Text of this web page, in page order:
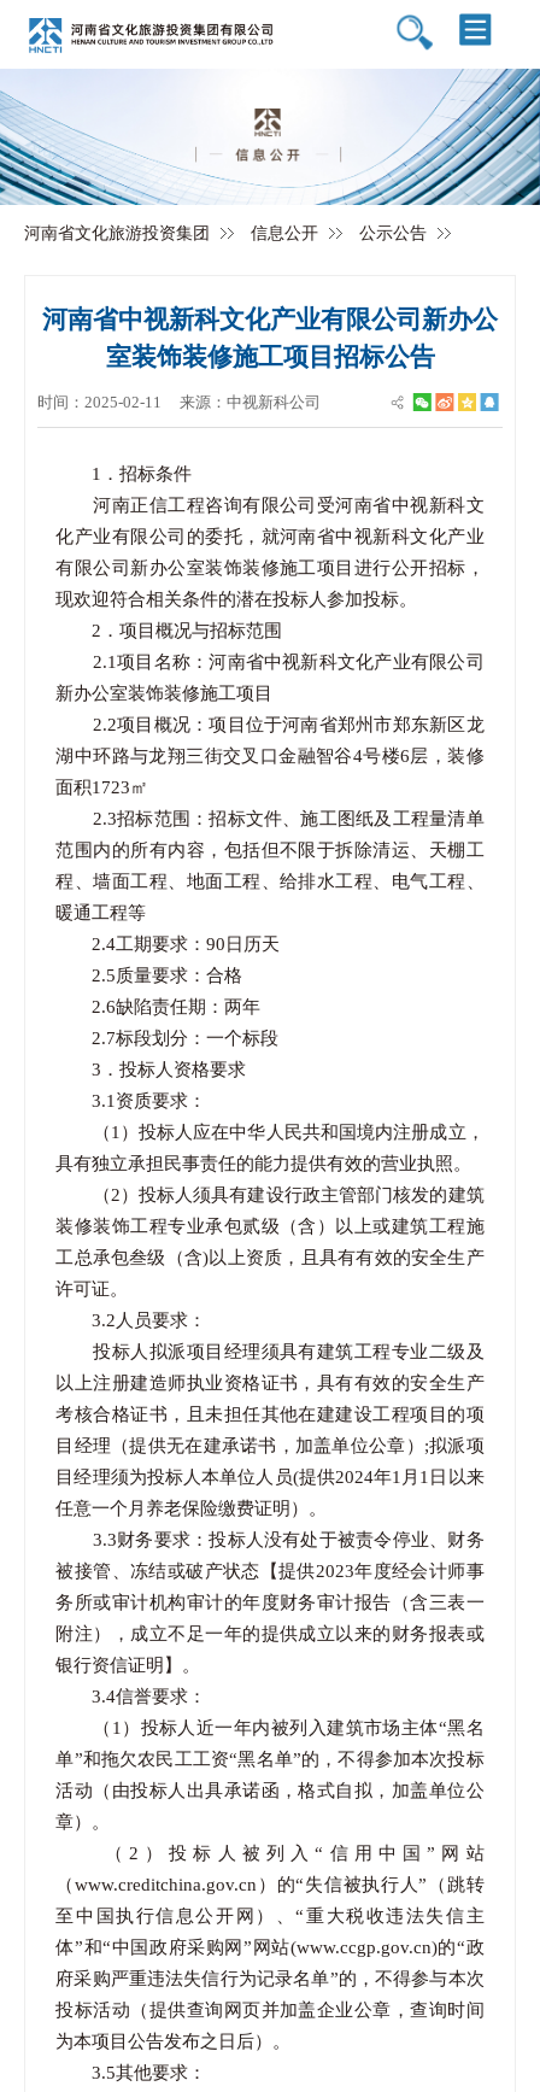
河南省文化旅游投资集团 信息公开 公示公告
河南省中视新科文化产业有限公司新办公
室装饰装修施工项目招标公告
时间：2025-02-11 来源：中视新科公司
1．招标条件
河南正信工程咨询有限公司受河南省中视新科文
化产业有限公司的委托，就河南省中视新科文化产业
有限公司新办公室装饰装修施工项目进行公开招标，
现欢迎符合相关条件的潜在投标人参加投标。
2．项目概况与招标范围
2.1项目名称：河南省中视新科文化产业有限公司
新办公室装饰装修施工项目
2.2项目概况：项目位于河南省郑州市郑东新区龙
湖中环路与龙翔三街交叉口金融智谷4号楼6层，装修
面积1723㎡
2.3招标范围：招标文件、施工图纸及工程量清单
范围内的所有内容，包括但不限于拆除清运、天棚工
程、墙面工程、地面工程、给排水工程、电气工程、
暖通工程等
2.4工期要求：90日历天
2.5质量要求：合格
2.6缺陷责任期：两年
2.7标段划分：一个标段
3．投标人资格要求
3.1资质要求：
（1）投标人应在中华人民共和国境内注册成立，
具有独立承担民事责任的能力提供有效的营业执照。
（2）投标人须具有建设行政主管部门核发的建筑
装修装饰工程专业承包贰级（含）以上或建筑工程施
工总承包叁级（含)以上资质，且具有有效的安全生产
许可证。
3.2人员要求：
投标人拟派项目经理须具有建筑工程专业二级及
以上注册建造师执业资格证书，具有有效的安全生产
考核合格证书，且未担任其他在建建设工程项目的项
目经理（提供无在建承诺书，加盖单位公章）;拟派项
目经理须为投标人本单位人员(提供2024年1月1日以来
任意一个月养老保险缴费证明）。
3.3财务要求：投标人没有处于被责令停业、财务
被接管、冻结或破产状态【提供2023年度经会计师事
务所或审计机构审计的年度财务审计报告（含三表一
附注），成立不足一年的提供成立以来的财务报表或
银行资信证明】。
3.4信誉要求：
（1）投标人近一年内被列入建筑市场主体“黑名
单”和拖欠农民工工资“黑名单”的，不得参加本次投标
活动（由投标人出具承诺函，格式自拟，加盖单位公
章）。
（2）投标人被列入“信用中国”网站
（www.creditchina.gov.cn）的“失信被执行人”（跳转
至中国执行信息公开网）、“重大税收违法失信主
体”和“中国政府采购网”网站(www.ccgp.gov.cn)的“政
府采购严重违法失信行为记录名单”的，不得参与本次
投标活动（提供查询网页并加盖企业公章，查询时间
为本项目公告发布之日后）。
3.5其他要求：